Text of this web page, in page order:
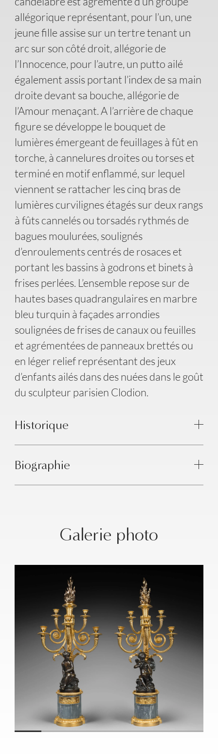
allégorique représentant, pour l’un, une
jeune fille assise sur un tertre tenant un
arc sur son côté droit, allégorie de
l’Innocence, pour l’autre, un putto ailé
également assis portant l’index de sa main
droite devant sa bouche, allégorie de
l’Amour menaçant. A l’arrière de chaque
figure se développe le bouquet de
lumières émergeant de feuillages à fût en
torche, à cannelures droites ou torses et
terminé en motif enflammé, sur lequel
viennent se rattacher les cinq bras de
lumières curvilignes étagés sur deux rangs
à fûts cannelés ou torsadés rythmés de
bagues moulurées, soulignés
d’enroulements centrés de rosaces et
portant les bassins à godrons et binets à
frises perlées. L’ensemble repose sur de
hautes bases quadrangulaires en marbre
bleu turquin à façades arrondies
soulignées de frises de canaux ou feuilles
et agrémentées de panneaux brettés ou
en léger relief représentant des jeux
d’enfants ailés dans des nuées dans le goût
du sculpteur parisien Clodion.
Historique
Biographie
Galerie photo